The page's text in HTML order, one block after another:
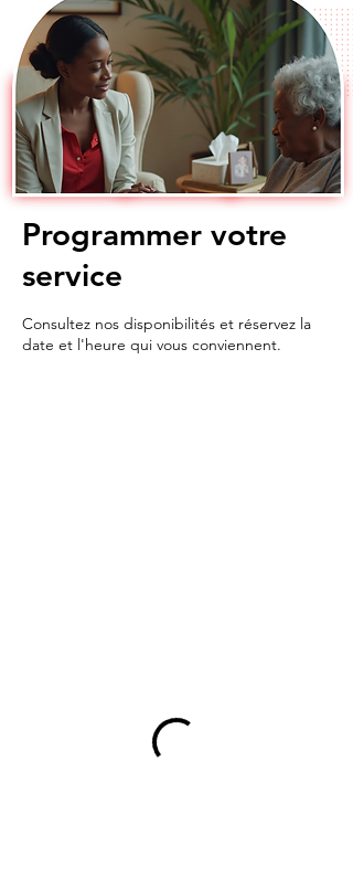
Programmer votre
service
Consultez nos disponibilités et réservez la
date et l'heure qui vous conviennent.